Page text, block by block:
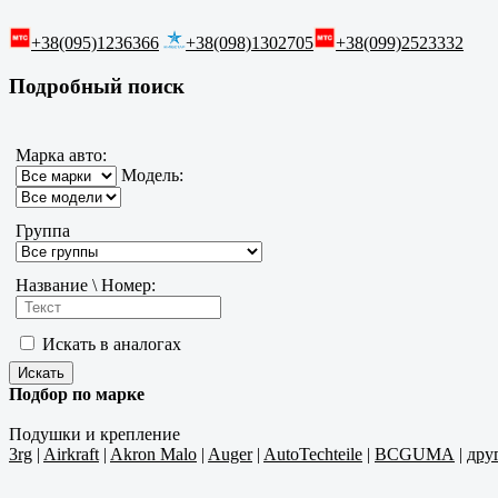
+38(095)1236366 +38(098)1302705 +38(099)2523332
Подробный поиск
Марка авто:
Модель:
Группа
Название \ Номер:
Искать в аналогах
Подбор по марке
Подушки и крепление
3rg | Airkraft| Akron Malo | Auger| AutoTechteile | BCGUMA |